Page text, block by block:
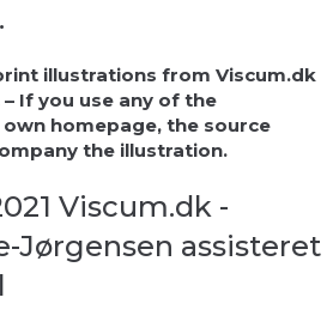
illustrations from Viscum.dk
If you use any of the
homepage, the source
the illustration.
Viscum.dk -
Jørgensen assisteret